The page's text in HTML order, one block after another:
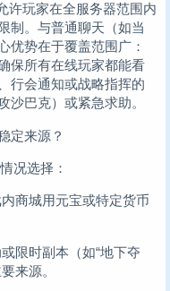
许玩家在全服务器范围内
制。与普通聊天（如当
优势在于覆盖范围广：
保所有在线玩家都能看
行会通知或战略指挥的
沙巴克）或紧急求助。
定来源？
况选择：
商城用元宝或特定货币
限时副本（如“地下夺
来源。